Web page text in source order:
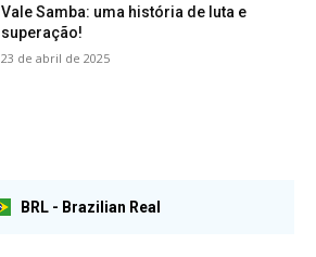
Vale Samba: uma história de luta e
superação!
23 de abril de 2025
BRL - Brazilian Real